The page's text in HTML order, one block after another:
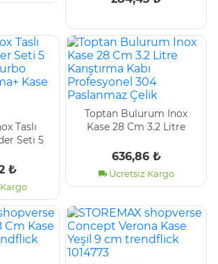
Taslı
Seti̇ 5
Kase
₺
Toptan Bulurum Inox
Kase 28 Cm 3.2 Litre
Profesyonel 304
Paslanmaz Çelik
636,86 ₺
Ücretsiz Kargo